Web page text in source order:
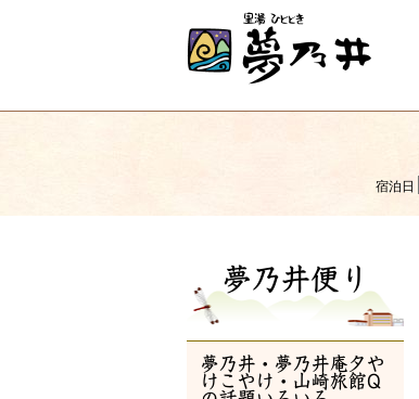
宿泊日
夢乃井便り
夢乃井・夢乃井庵夕や
けこやけ・山崎旅館Q